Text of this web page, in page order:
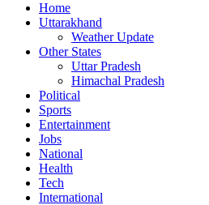
Home
Uttarakhand
Weather Update
Other States
Uttar Pradesh
Himachal Pradesh
Political
Sports
Entertainment
Jobs
National
Health
Tech
International